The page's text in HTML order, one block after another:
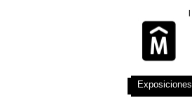
Exposiciones